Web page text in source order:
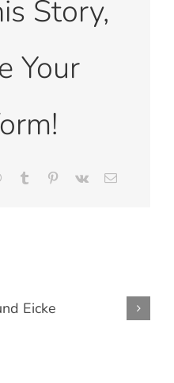
Story,
Your
WhatsApp
Tumblr Pinterest
Vk
E-